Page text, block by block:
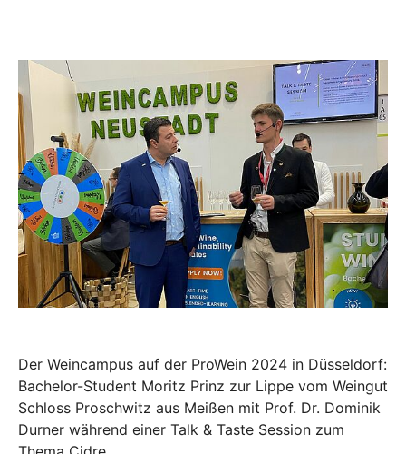
Der Weincampus auf der ProWein 2024 in Düsseldorf:
Bachelor-Student Moritz Prinz zur Lippe vom Weingut
Schloss Proschwitz aus Meißen mit Prof. Dr. Dominik
Durner während einer Talk & Taste Session zum